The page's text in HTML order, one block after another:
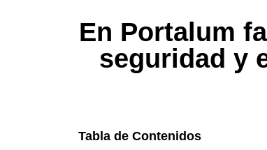
En Portalum
seguridad y
Tabla de Contenidos